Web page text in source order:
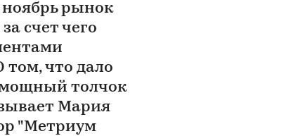
ноябрь рынок
счет чего
том, что дало
мощный толчок
Мария
"Метриум